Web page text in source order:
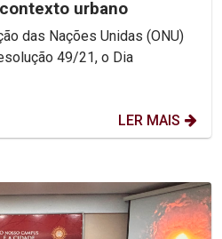
urbano
das Nações Unidas (ONU)
49/21, o Dia
LER MAIS